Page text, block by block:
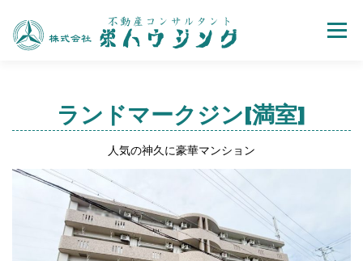
Menu
ホーム
ランドマークジン[満室]
人気の神久に豪華マンション